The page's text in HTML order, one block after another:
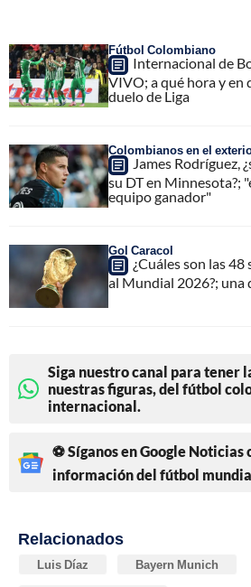
Fútbol Colombiano
Internacional de
VIVO; a qué hora y en
duelo de Liga
Colombianos en el
James Rodríguez,
su DT en Minnesota?;
equipo ganador"
Gol Caracol
¿Cuáles son las
al Mundial 2026?; una
Siga nuestro canal para tener
nuestras figuras, del fútbol
internacional.
⚽ Síganos en Google Noticias
información del fútbol mundial
Relacionados
Luis Díaz Bayern Munich